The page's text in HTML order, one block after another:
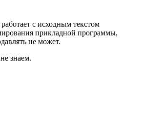
с исходным текстом
прикладной программы,
не может.
знаем.